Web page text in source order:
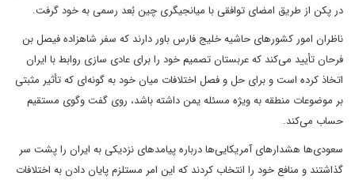
در پکن از طریق امضای توافقی با میانجیگری چین بُعد رسمی به خود گرفت.
ناظران امور کشورهای حاشیه خلیج فارس باور دارند که سفر شاهزاده فیصل بن
فرحان تأیید می‌کند که عربستان تصمیم خود را برای عادی سازی روابط با ایران
اتخاذ کرده است و برای حل و فصل اختلافات میان خود به گونه‌ای که تأثیر مثبتی
بر موضوعات منطقه به ویژه مسئله یمن داشته باشد، روی گفت وگوی مستقیم
حساب می‌کند.
سعودی‌ها هشدارهای آمریکایی‌ها درباره پیامدهای نزدیکی به ایران را پشت سر
گذاشتند و منافع خود را انتخاب کردند که این امر مستلزم پایان دادن به اختلافات